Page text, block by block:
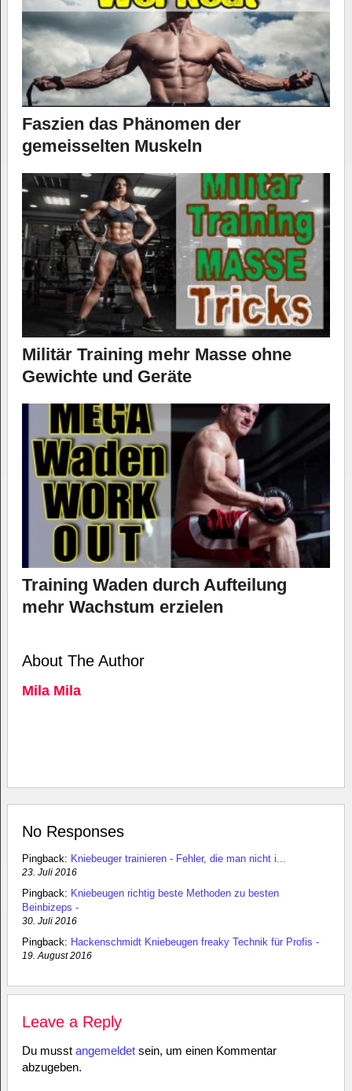
Faszien das Phänomen der
gemeisselten Muskeln
Militär Training mehr Masse ohne
Gewichte und Geräte
Training Waden durch Aufteilung
mehr Wachstum erzielen
About The Author
Mila Mila
No Responses
Pingback: Kniebeuger trainieren - Fehler, die man nicht i...
23. Juli 2016
Pingback: Kniebeugen richtig beste Methoden zu besten
Beinbizeps -
30. Juli 2016
Pingback: Hackenschmidt Kniebeugen freaky Technik für Profis -
19. August 2016
Leave a Reply
Du musst angemeldetsein, um einen Kommentar
abzugeben.